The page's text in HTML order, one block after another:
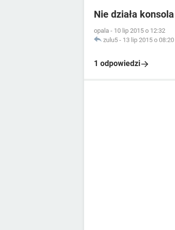
Nie działa
opala - 10 lip 2015 o 12:32
zulu5 - 13 lip 2015 o 08:20
1 odpowiedzi